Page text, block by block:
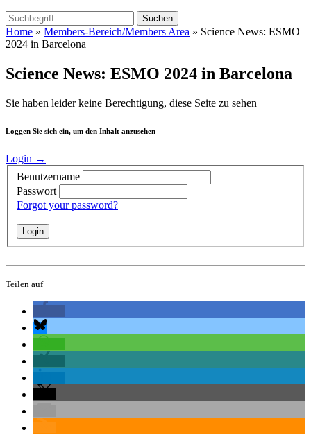
Home » Members-Bereich/Members Area » Science News: ESMO
2024 in Barcelona
Science News: ESMO 2024 in Barcelona
Sie haben leider keine Berechtigung, diese Seite zu sehen
Loggen Sie sich ein, um den Inhalt anzusehen
Login →
Benutzername
Passwort
Forgot your password?
Teilen auf